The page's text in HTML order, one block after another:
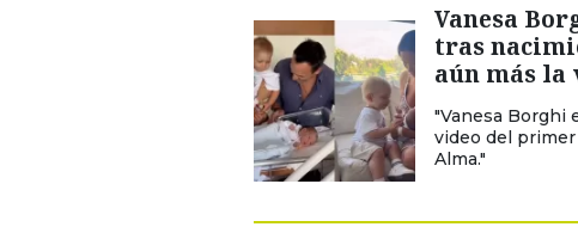
Vanesa
tras
aún más la
"Vanesa Borghi
video del
Alma."